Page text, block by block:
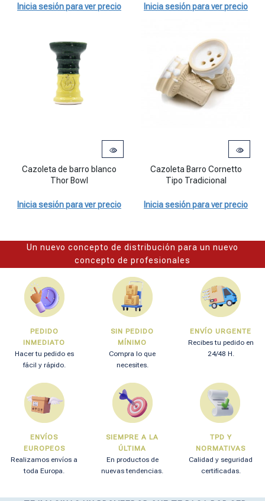
Inicia sesión para ver precio Inicia sesión para ver precio
Cazoleta de barro blanco Thor Bowl cantidad
Cazoleta de barro blanco
Thor Bowl
Inicia sesión para ver precio
Cazoleta Barro Cornetto Tipo
Cazoleta Barro Cornetto
Tipo Tradicional
Inicia sesión para ver precio
Un nuevo concepto de distribución para un nuevo
concepto de profesionales
PEDIDO
INMEDIATO
Hacer tu pedido es
fácil y rápido.
SIN PEDIDO
MÍNIMO
Compra lo que
necesites.
ENVÍO URGENTE
Recibes tu pedido en
24/48 H.
ENVÍOS
EUROPEOS
Realizamos envíos a
toda Europa.
SIEMPRE A LA
ÚLTIMA
En productos de
nuevas tendencias.
TPD Y
NORMATIVAS
Calidad y seguridad
certificadas.